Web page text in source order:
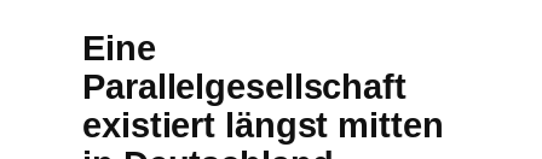
Eine
Parallelgesellschaft
existiert längst mitten